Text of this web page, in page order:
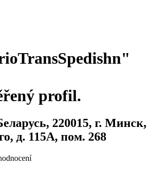
profil.
220015, г. Минск,
д. 115А, пом. 268